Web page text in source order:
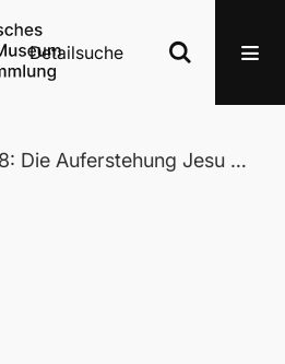
Detailsuche
OJM_BIB_RL_258: Die Auferstehung Jesu von Nazareth